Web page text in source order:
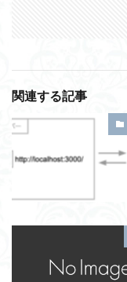
関連する記事